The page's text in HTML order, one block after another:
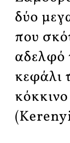
δύο
που
αδελφό
κεφάλι